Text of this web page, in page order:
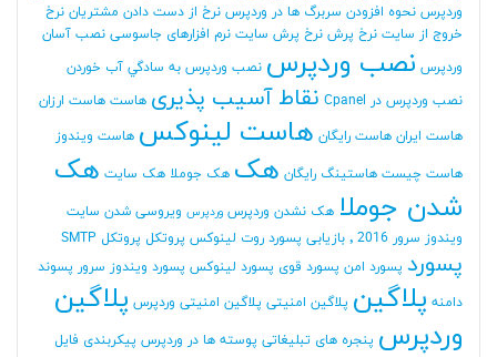
وردپرس نحوه افزودن سربرگ ها در وردپرس نرخ از دست دادن مشتریان نرخ
خروج از سایت نرخ پرش نرخ پرش سایت نرم افزارهای جاسوسی نصب آسان
وردپرس نصب وردپرس نصب وردپرس به سادگي آب خوردن
نصب وردپرس در Cpanel
نقاط آسیب پذیری هاست هاست ارزان
هاست ایران هاست رایگان هاست لینوکس هاست ویندوز
هاست چیست هاستینگ رایگان هک هک جوملا هک سایت هک
شدن جوملا هک نشدن وردپرس وردپرس ویروسی شدن سایت
ویندوز سرور 2016
٬ بازیابی پسورد روت لینوکس پروتکل پروتکل SMTP
پسورد پسورد امن پسورد قوی پسورد لینوکس پسورد ویندوز سرور پسوند
دامنه پلاگین پلاگین امنیتی پلاگین امنیتی وردپرس پلاگین
وردپرس پنجره های تبلیغاتی پوسته ها در وردپرس پیکربندی فایل